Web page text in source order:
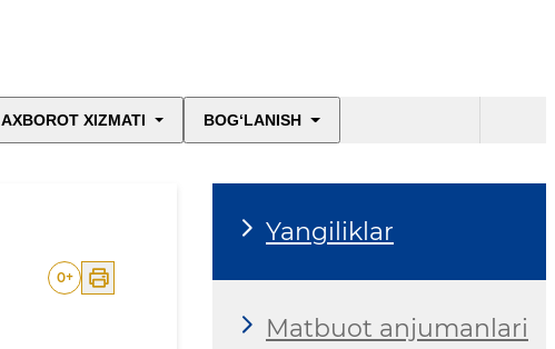
AXBOROT XIZMATI BOG‘LANISH
0+
Yangiliklar
Matbuot anjumanlari